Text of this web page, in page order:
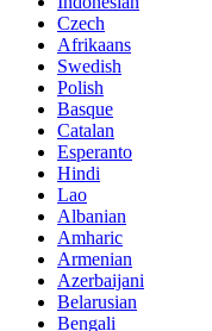
Czech
Afrikaans
Swedish
Polish
Basque
Catalan
Esperanto
Hindi
Lao
Albanian
Amharic
Armenian
Azerbaijani
Belarusian
Bengali